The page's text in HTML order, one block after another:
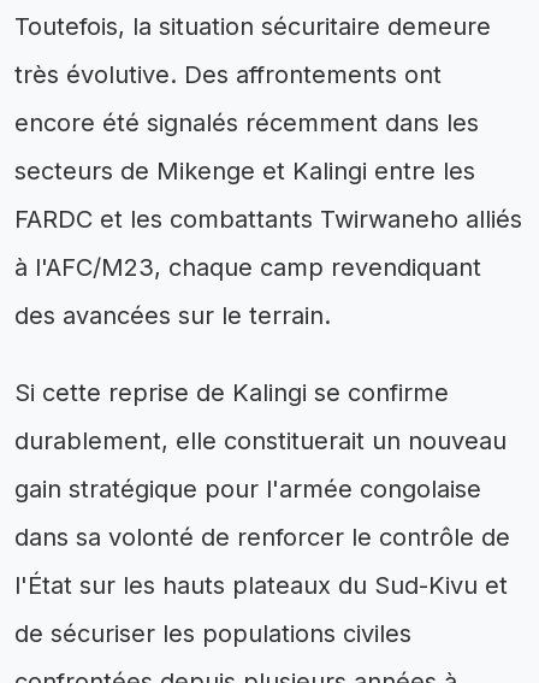
Toutefois, la situation sécuritaire demeure
très évolutive. Des affrontements ont
encore été signalés récemment dans les
secteurs de Mikenge et Kalingi entre les
FARDC et les combattants Twirwaneho alliés
à l'AFC/M23, chaque camp revendiquant
des avancées sur le terrain.
Si cette reprise de Kalingi se confirme
durablement, elle constituerait un nouveau
gain stratégique pour l'armée congolaise
dans sa volonté de renforcer le contrôle de
l'État sur les hauts plateaux du Sud-Kivu et
de sécuriser les populations civiles